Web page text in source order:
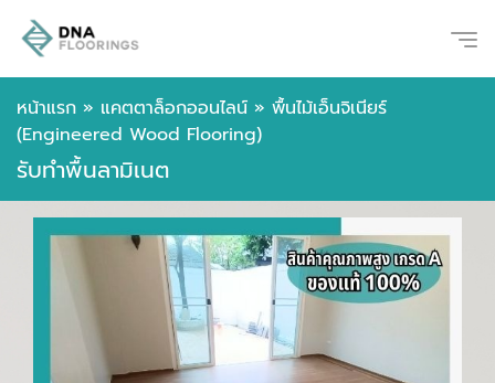
หน้าแรก » แคตตาล็อกออนไลน์ » พื้นไม้เอ็นจิเนียร์
(Engineered Wood Flooring)
รับทำพื้นลามิเนต